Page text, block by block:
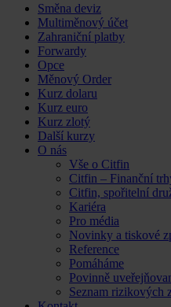
Skip
content
Směna deviz
Multiměnový účet
Zahraniční platby
Forwardy
Opce
Měnový Order
Kurz dolaru
Kurz euro
Kurz zlotý
Další kurzy
O nás
Vše o Citfin
Citfin – Finanční
Citfin, spořitelní
Kariéra
Pro média
Novinky a tiskové
Reference
Pomáháme
Povinně
Seznam rizikových